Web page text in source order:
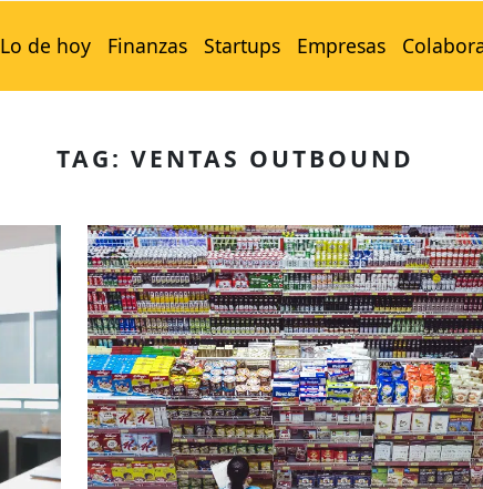
Lo de hoy Finanzas Startups Empresas
TAG: VENTAS OUTBOUND